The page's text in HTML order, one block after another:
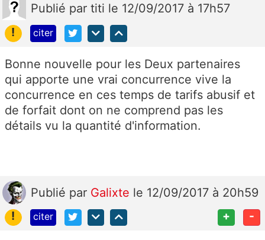
Publié par titi le 12/09/2017 à 17h57
!
citer
Bonne nouvelle pour les Deux partenaires
qui apporte une vrai concurrence vive la
concurrence en ces temps de tarifs abusif et
de forfait dont on ne comprend pas les
détails vu la quantité d'information.
Publié par Galixte le 12/09/2017 à 20h59
!
citer + -